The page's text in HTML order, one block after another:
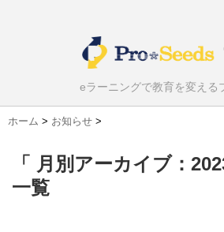
eラーニングで教育を変える
ホーム > お知らせ >
「 月別アーカイブ：
一覧